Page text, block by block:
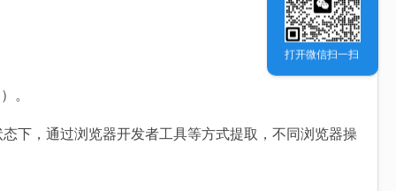
。
下，通过浏览器开发者工具等方式提取，不同浏览器操
打开微信扫一扫